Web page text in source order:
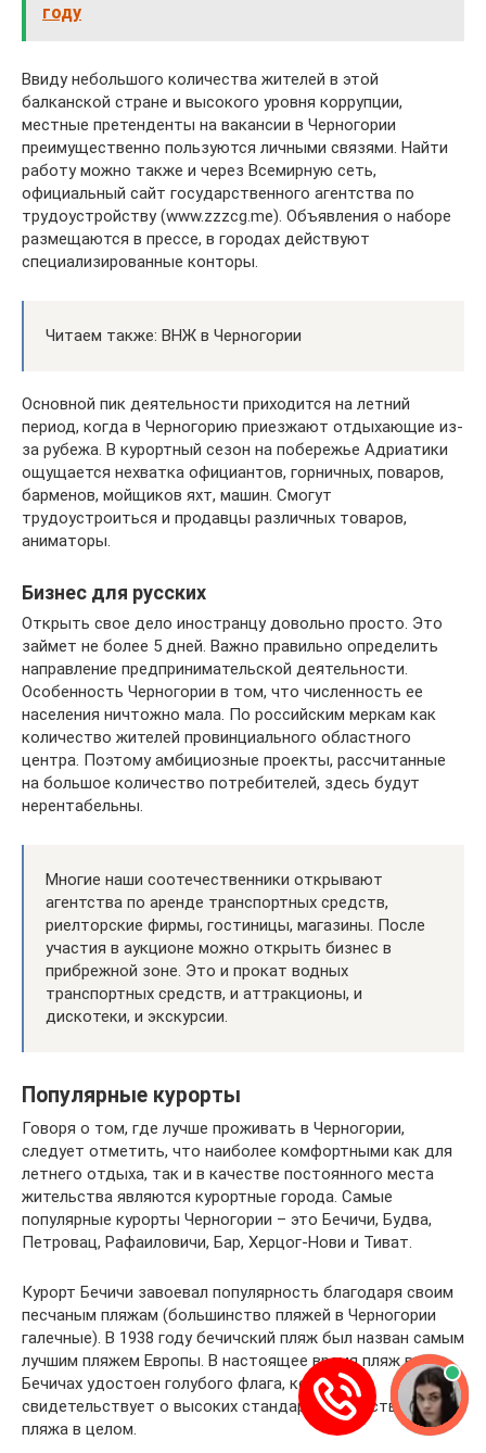
году
Ввиду небольшого количества жителей в этой
балканской стране и высокого уровня коррупции,
местные претенденты на вакансии в Черногории
преимущественно пользуются личными связями. Найти
работу можно также и через Всемирную сеть,
официальный сайт государственного агентства по
трудоустройству (www.zzzcg.me). Объявления о наборе
размещаются в прессе, в городах действуют
специализированные конторы.
Читаем также: ВНЖ в Черногории
Основной пик деятельности приходится на летний
период, когда в Черногорию приезжают отдыхающие из-
за рубежа. В курортный сезон на побережье Адриатики
ощущается нехватка официантов, горничных, поваров,
барменов, мойщиков яхт, машин. Смогут
трудоустроиться и продавцы различных товаров,
аниматоры.
Бизнес для русских
Открыть свое дело иностранцу довольно просто. Это
займет не более 5 дней. Важно правильно определить
направление предпринимательской деятельности.
Особенность Черногории в том, что численность ее
населения ничтожно мала. По российским меркам как
количество жителей провинциального областного
центра. Поэтому амбициозные проекты, рассчитанные
на большое количество потребителей, здесь будут
нерентабельны.
Многие наши соотечественники открывают
агентства по аренде транспортных средств,
риелторские фирмы, гостиницы, магазины. После
участия в аукционе можно открыть бизнес в
прибрежной зоне. Это и прокат водных
транспортных средств, и аттракционы, и
дискотеки, и экскурсии.
Популярные курорты
Говоря о том, где лучше проживать в Черногории,
следует отметить, что наиболее комфортными как для
летнего отдыха, так и в качестве постоянного места
жительства являются курортные города. Самые
популярные курорты Черногории – это Бечичи, Будва,
Петровац, Рафаиловичи, Бар, Херцог-Нови и Тиват.
Курорт Бечичи завоевал популярность благодаря своим
песчаным пляжам (большинство пляжей в Черногории
галечные). В 1938 году бечичский пляж был назван самым
лучшим пляжем Европы. В настоящее время пляж в
Бечичах удостоен голубого флага, который
свидетельствует о высоких стандартах качества воды и
пляжа в целом.